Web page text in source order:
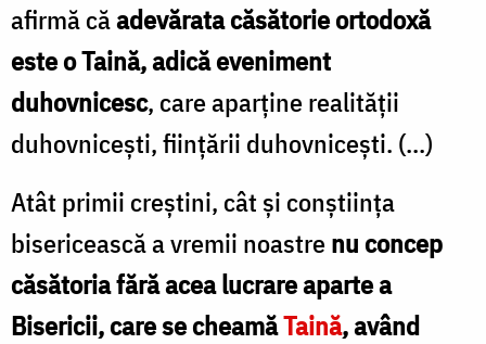
afirmă căadevărata căsătorie ortodoxă
este o Taină, adică eveniment
duhovnicesc, care aparţine realităţii
duhovniceşti, fiinţării duhovniceşti. (...)
Atât primii creştini, cât şi conştiinţa
bisericească a vremii noastrenu concep
căsătoria fără acea lucrare aparte a
Bisericii, care se cheamăTaină, având